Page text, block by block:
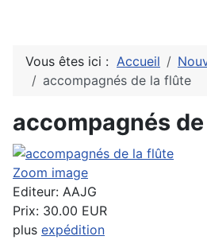
Vous êtes ici : Accueil
accompagnés de la flûte
accompagnés
Zoom image
Editeur: AAJG
Prix: 30.00 EUR
plus expédition